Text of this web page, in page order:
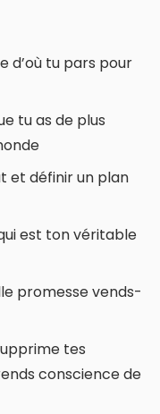
d’où tu pars pour
tu as de plus
et définir un plan
est ton véritable
promesse vends-
tes
conscience de